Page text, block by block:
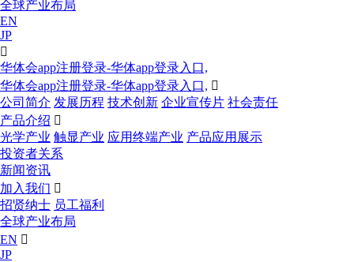
全球产业布局
EN
JP

华体会app注册登录-华体app登录入口,
华体会app注册登录-华体app登录入口, 
公司简介 发展历程 技术创新 企业宣传片 社会责任
产品介绍 
光学产业 触显产业 应用终端产业 产品应用展示
投资者关系
新闻资讯
加入我们 
招贤纳士 员工福利
全球产业布局
EN 
JP